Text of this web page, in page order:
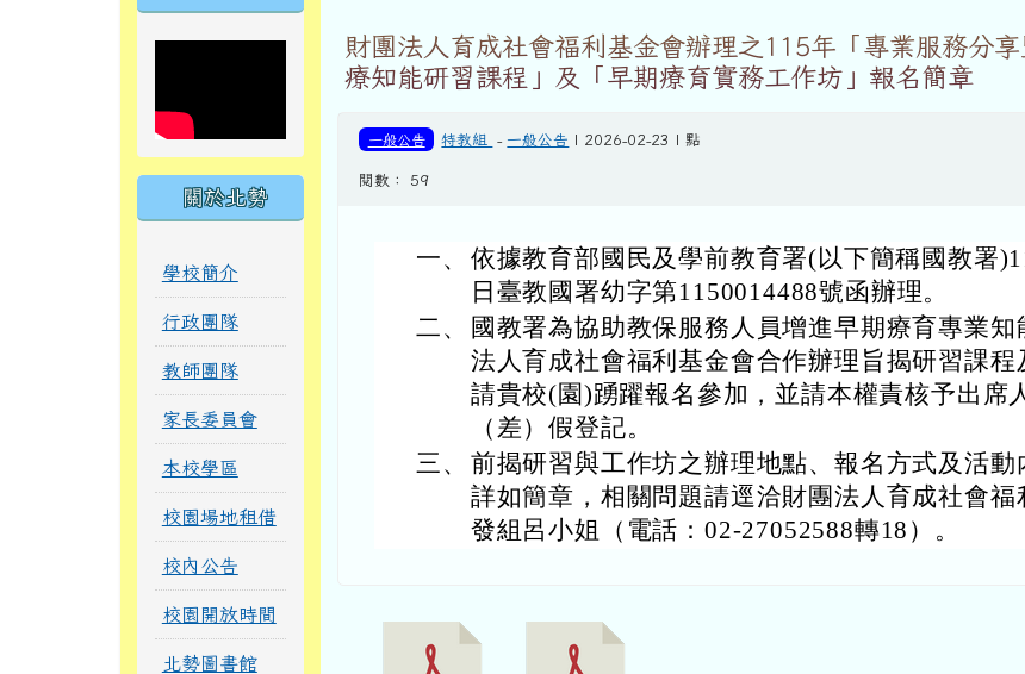
關於北勢
學校簡介
行政團隊
教師團隊
家長委員會
本校學區
校園場地租借
校內公告
校園開放時間
北勢圖書館
財團法人育成社會福利基金會辦理之115年「專業服務分
療知能研習課程」及「早期療育實務工作坊」報名簡章
一般公告 特教組 - 一般公告 | 2026-02-23 | 點
閱數： 59
一、 依據教育部國民及學前教育署(以下簡稱國教署
日臺教國署幼字第1150014488號函辦理。
二、
國教署為協助教保服務人員增進早期療育專業知
法人育成社會福利基金會合作辦理旨揭研習課程
請貴校(園)踴躍報名參加，並請本權責核予出席
（差）假登記。
三、 前揭研習與工作坊之辦理地點、報名方式及活動
詳如簡章，相關問題請逕洽財團法人育成社會福
發組呂小姐（電話：02-27052588轉18）。